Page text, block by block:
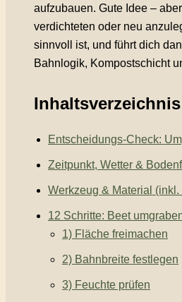
aufzubauen. Gute Idee –
verdichteten oder neu
sinnvoll ist, und führt dich
Bahnlogik, Kompostschicht
Inhaltsverzeichnis
Entscheidungs-Check:
Zeitpunkt, Wetter &
Werkzeug & Material (inkl.
12 Schritte: Beet
1) Fläche freimachen
2) Bahnbreite festlegen
3) Feuchte prüfen